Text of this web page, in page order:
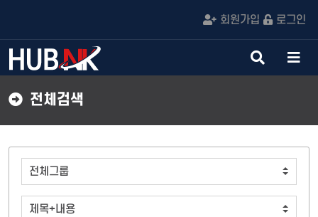
회원가입 로그인
검
색
메
뉴
전체검색